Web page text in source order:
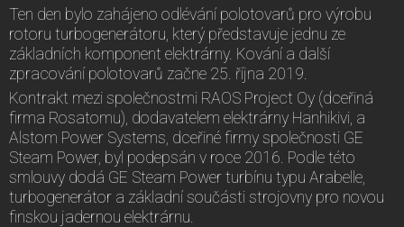
Ten den bylo zahájeno odlévání polotovarů pro výrobu
rotoru turbogenerátoru, který představuje jednu ze
základních komponent elektrárny. Kování a další
zpracování polotovarů začne 25. října 2019.
Kontrakt mezi společnostmi RAOS Project Oy (dceřiná
firma Rosatomu), dodavatelem elektrárny Hanhikivi, a
Alstom Power Systems, dceřiné firmy společnosti GE
Steam Power, byl podepsán v roce 2016. Podle této
smlouvy dodá GE Steam Power turbínu typu Arabelle,
turbogenerátor a základní součásti strojovny pro novou
finskou jadernou elektrárnu.